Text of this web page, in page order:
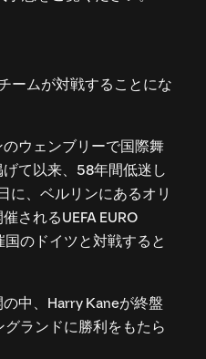
ームが対戦することにな
ウェンブリーで国際舞
て以来、58年間低迷し
に、ベルリンにあるオリ
されるUEFA EURO
のドイツと対戦すると
中、Harry Kaneが終盤
グランドに勝利をもたら